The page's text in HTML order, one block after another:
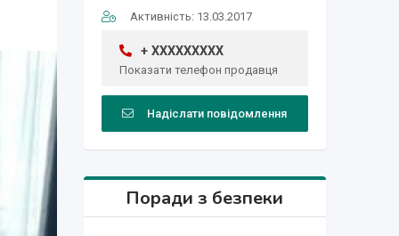
Активність: 13.03.2017
+ XXXXXXXXX
Показати телефон продавця
Надіслати повідомлення
Поради з безпеки